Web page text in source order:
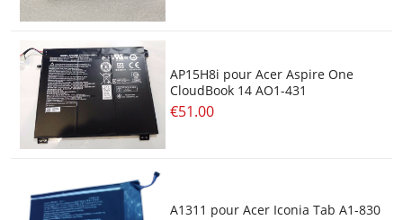
AP15H8i pour Acer Aspire One
CloudBook 14 AO1-431
€51.00
A1311 pour Acer Iconia Tab A1-830